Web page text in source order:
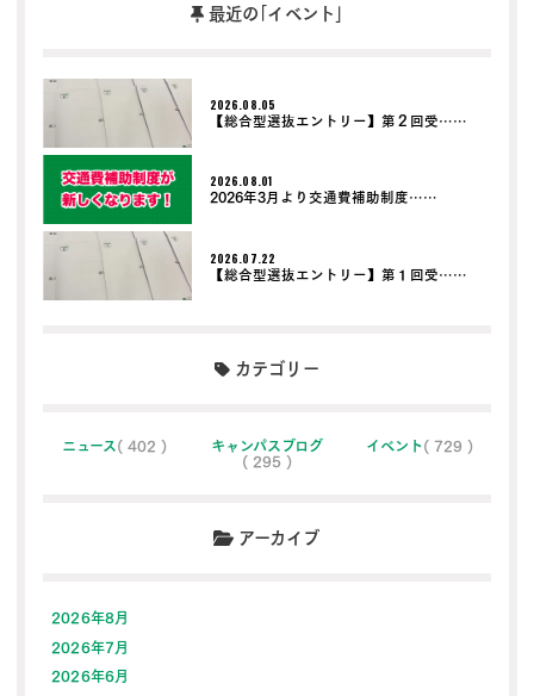
最近の｢イベント｣
2026.08.05
【総合型選抜エントリー】第２回受……
2026.08.01
2026年3月より交通費補助制度……
2026.07.22
【総合型選抜エントリー】第１回受……
カテゴリー
ニュース ( 402 )
キャンパスブログ
( 295 )
イベント ( 729 )
アーカイブ
2026年8月
2026年7月
2026年6月